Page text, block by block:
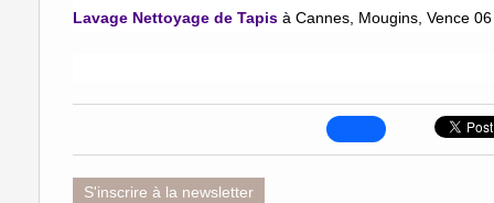
Lavage Nettoyage de Tapis à Cannes, Mougins, Vence
S'inscrire à la newsletter